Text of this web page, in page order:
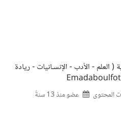
- الأدب - الإنسـانيات - ريادة
عضو منذ13 سنةً